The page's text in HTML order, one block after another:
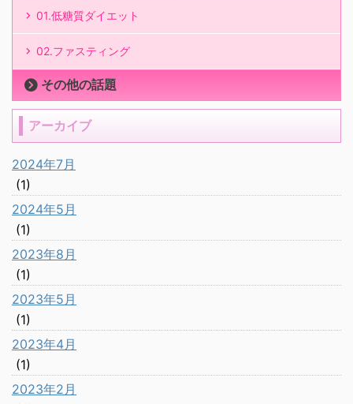
01.低糖質ダイエット
02.ファスティング
その他の話題
アーカイブ
2024年7月
(1)
2024年5月
(1)
2023年8月
(1)
2023年5月
(1)
2023年4月
(1)
2023年2月